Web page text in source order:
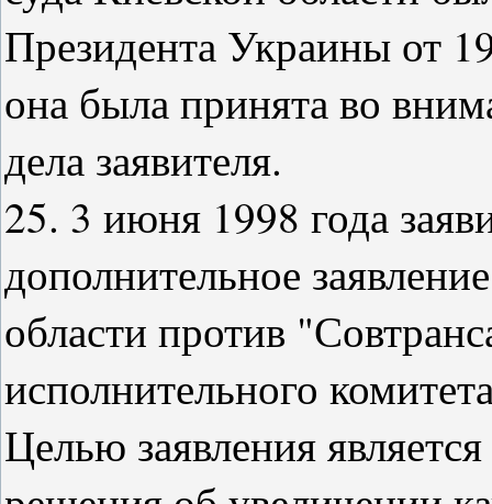
Президента Украины от
она была принята во
дела заявителя.
25. 3 июня 1998 года
дополнительное
области против
исполнительного
Целью заявления